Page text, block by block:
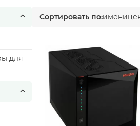
для
Сортировать по:имени